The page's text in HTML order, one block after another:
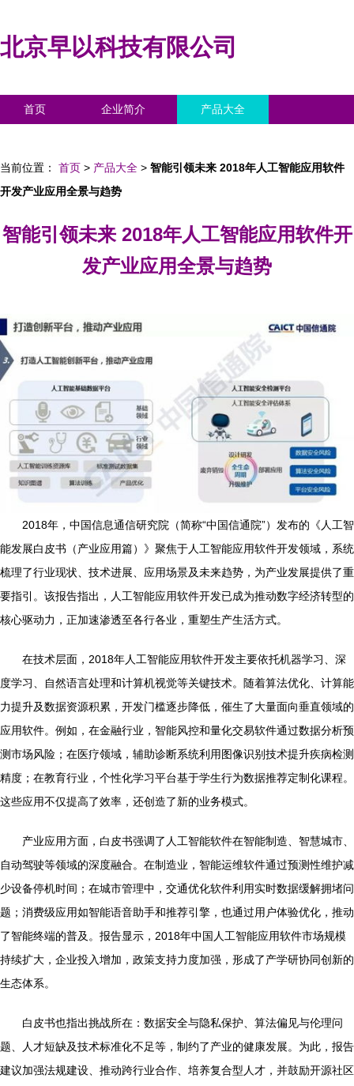
北京早以科技有限公司
首页 企业简介 产品大全
当前位置： 首页 > 产品大全 > 智能引领未来 2018年人工智能应用软件
开发产业应用全景与趋势
智能引领未来 2018年人工智能应用软件开
发产业应用全景与趋势
2018年，中国信息通信研究院（简称“中国信通院”）发布的《人工智
能发展白皮书（产业应用篇）》聚焦于人工智能应用软件开发领域，系统
梳理了行业现状、技术进展、应用场景及未来趋势，为产业发展提供了重
要指引。该报告指出，人工智能应用软件开发已成为推动数字经济转型的
核心驱动力，正加速渗透至各行各业，重塑生产生活方式。
在技术层面，2018年人工智能应用软件开发主要依托机器学习、深
度学习、自然语言处理和计算机视觉等关键技术。随着算法优化、计算能
力提升及数据资源积累，开发门槛逐步降低，催生了大量面向垂直领域的
应用软件。例如，在金融行业，智能风控和量化交易软件通过数据分析预
测市场风险；在医疗领域，辅助诊断系统利用图像识别技术提升疾病检测
精度；在教育行业，个性化学习平台基于学生行为数据推荐定制化课程。
这些应用不仅提高了效率，还创造了新的业务模式。
产业应用方面，白皮书强调了人工智能软件在智能制造、智慧城市、
自动驾驶等领域的深度融合。在制造业，智能运维软件通过预测性维护减
少设备停机时间；在城市管理中，交通优化软件利用实时数据缓解拥堵问
题；消费级应用如智能语音助手和推荐引擎，也通过用户体验优化，推动
了智能终端的普及。报告显示，2018年中国人工智能应用软件市场规模
持续扩大，企业投入增加，政策支持力度加强，形成了产学研协同创新的
生态体系。
白皮书也指出挑战所在：数据安全与隐私保护、算法偏见与伦理问
题、人才短缺及技术标准化不足等，制约了产业的健康发展。为此，报告
建议加强法规建设、推动跨行业合作、培养复合型人才，并鼓励开源社区